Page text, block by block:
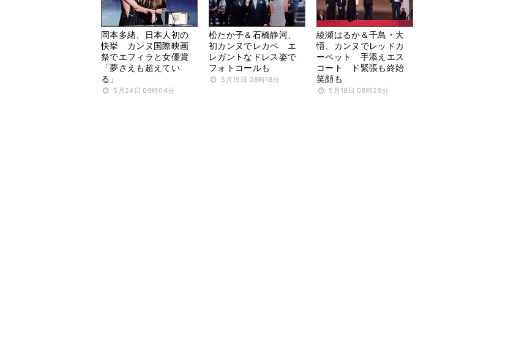
岡本多緒、日本人初の
快挙 カンヌ国際映画
祭でエフィラと女優賞
「夢さえも超えてい
る」
5月24日 09時04分
松たか子＆石橋静河、
初カンヌでレカペ エ
レガントなドレス姿で
フォトコールも
5月19日 08時18分
綾瀬はるか＆千鳥・大
悟、カンヌでレッドカ
ーペット 手添えエス
コート ド緊張も終始
笑顔も
5月18日 08時29分